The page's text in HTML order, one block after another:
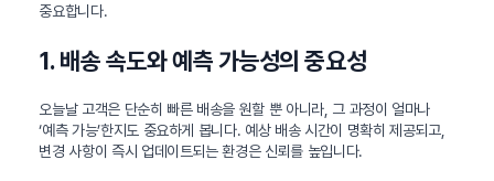
중요합니다.
1. 배송 속도와 예측 가능성의 중요성
오늘날 고객은 단순히 빠른 배송을 원할 뿐 아니라, 그 과정이 얼마나
‘예측 가능’한지도 중요하게 봅니다. 예상 배송 시간이 명확히 제공되고,
변경 사항이 즉시 업데이트되는 환경은 신뢰를 높입니다.